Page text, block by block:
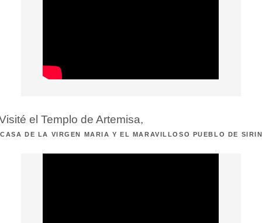
el Templo de Artemisa,
DE LA VIRGEN MARÍA Y EL MARAVILLOSO PUEBLO DE